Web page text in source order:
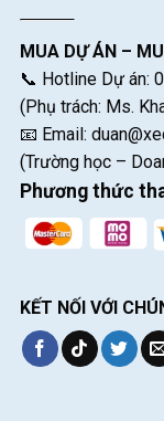
MUA DỰ ÁN –
📞 Hotline Dự án:
(Phụ trách: Ms.
📧 Email:
(Trường học –
Phương thức
KẾT NỐI VỚI